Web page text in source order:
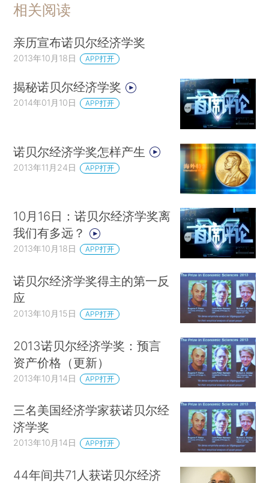
相关阅读
亲历宣布诺贝尔经济学奖
2013年10月18日 APP打开
揭秘诺贝尔经济学奖
2014年01月10日 APP打开
诺贝尔经济学奖怎样产生
2013年11月24日 APP打开
10月16日：诺贝尔经济学奖离
我们有多远？
2013年10月18日 APP打开
诺贝尔经济学奖得主的第一反
应
2013年10月15日 APP打开
2013诺贝尔经济学奖：预言
资产价格（更新）
2013年10月14日 APP打开
三名美国经济学家获诺贝尔经
济学奖
2013年10月14日 APP打开
44年间共71人获诺贝尔经济